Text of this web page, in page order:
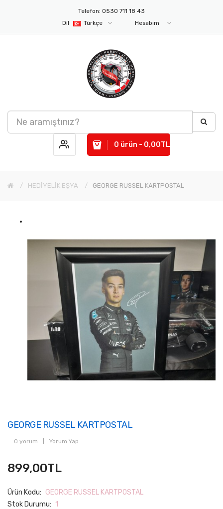
Telefon: 0530 711 18 43
Dil
Türkçe Hesabım
0 ürün - 0,00TL
HEDİYELİK EŞYA GEORGE RUSSEL KARTPOSTAL
GEORGE RUSSEL KARTPOSTAL
0 yorum Yorum Yap
899,00TL
Ürün Kodu: GEORGE RUSSEL KARTPOSTAL
Stok Durumu: 1